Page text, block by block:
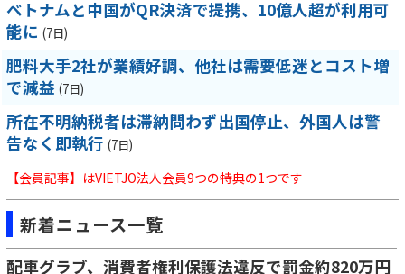
ベトナムと中国がQR決済で提携、10億人超が利用可
能に (7日)
肥料大手2社が業績好調、他社は需要低迷とコスト増
で減益 (7日)
所在不明納税者は滞納問わず出国停止、外国人は警
告なく即執行 (7日)
【会員記事】はVIETJO法人会員9つの特典の1つです
新着ニュース一覧
配車グラブ、消費者権利保護法違反で罰金約820万円